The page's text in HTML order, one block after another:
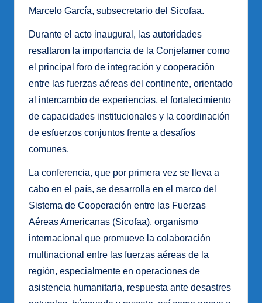
Marcelo García, subsecretario del Sicofaa.
Durante el acto inaugural, las autoridades
resaltaron la importancia de la Conjefamer como
el principal foro de integración y cooperación
entre las fuerzas aéreas del continente, orientado
al intercambio de experiencias, el fortalecimiento
de capacidades institucionales y la coordinación
de esfuerzos conjuntos frente a desafíos
comunes.
La conferencia, que por primera vez se lleva a
cabo en el país, se desarrolla en el marco del
Sistema de Cooperación entre las Fuerzas
Aéreas Americanas (Sicofaa), organismo
internacional que promueve la colaboración
multinacional entre las fuerzas aéreas de la
región, especialmente en operaciones de
asistencia humanitaria, respuesta ante desastres